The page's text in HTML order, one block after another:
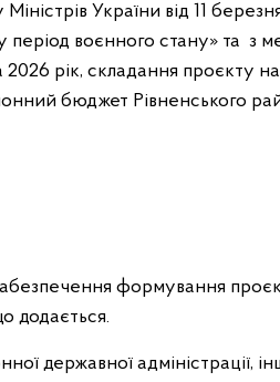
Міністрів України від 11
період воєнного стану» та
рік, складання проєкту
бюджет Рівненського
формування
додається.
державної адміністрації,